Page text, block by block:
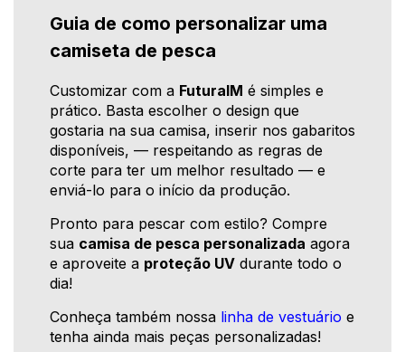
Guia de como personalizar uma
camiseta de pesca
Customizar com a FuturaIM é simples e
prático. Basta escolher o design que
gostaria na sua camisa, inserir nos gabaritos
disponíveis, — respeitando as regras de
corte para ter um melhor resultado — e
enviá-lo para o início da produção.
Pronto para pescar com estilo? Compre
sua camisa de pesca personalizada agora
e aproveite a proteção UV durante todo o
dia!
Conheça também nossa linha de vestuário e
tenha ainda mais peças personalizadas!